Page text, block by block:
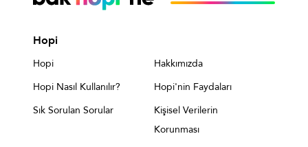
Hopi
Hopi
Hakkımızda
Hopi Nasıl Kullanılır?
Hopi'nin Faydaları
Sık Sorulan Sorular
Kişisel Verilerin
Korunması